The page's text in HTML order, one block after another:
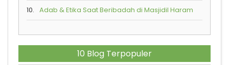
10. Adab & Etika Saat Beribadah di Masjidil Haram
10 Blog Terpopuler